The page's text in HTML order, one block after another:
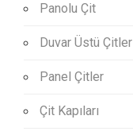
Panolu Çit
Duvar Üstü Çitler
Panel Çitler
Çit Kapıları